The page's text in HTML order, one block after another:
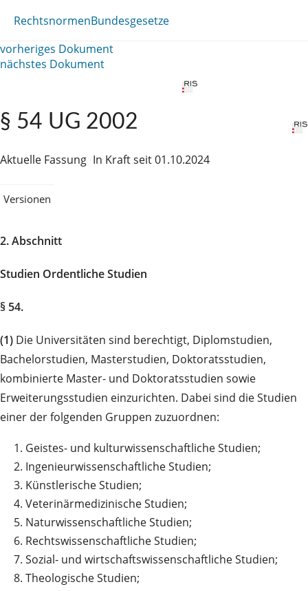
RechtsnormenBundesgesetze
vorheriges Dokument
nächstes Dokument
§ 54 UG 2002
Aktuelle Fassung In Kraft seit 01.10.2024
Versionen
2. Abschnitt
Studien Ordentliche Studien
§ 54.
(1) Die Universitäten sind berechtigt, Diplomstudien,
Bachelorstudien, Masterstudien, Doktoratsstudien,
kombinierte Master- und Doktoratsstudien sowie
Erweiterungsstudien einzurichten. Dabei sind die Studien
einer der folgenden Gruppen zuzuordnen:
1. Geistes- und kulturwissenschaftliche Studien;
2. Ingenieurwissenschaftliche Studien;
3. Künstlerische Studien;
4. Veterinärmedizinische Studien;
5. Naturwissenschaftliche Studien;
6. Rechtswissenschaftliche Studien;
7. Sozial- und wirtschaftswissenschaftliche Studien;
8. Theologische Studien;